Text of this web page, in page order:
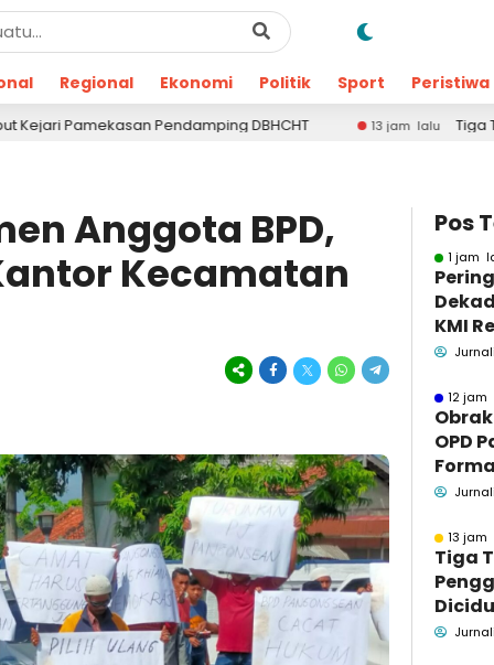
Regional Ekonomi Politik Sport Peristiwa
DBHCHT 13 jam lalu Tiga Terduga Pengguna
Anggota BPD,
Kecamatan
Pos
1 jam
KMI
12 jam
OPD
13 jam
Tiga